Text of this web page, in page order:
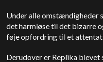
Under alle omstændigheder
det harmløse til det bizarre
føje opfordring til et
Derudover er Replika